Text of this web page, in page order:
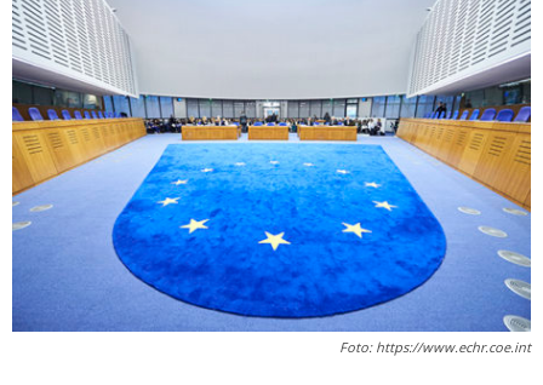
Foto: https://www.echr.coe.int